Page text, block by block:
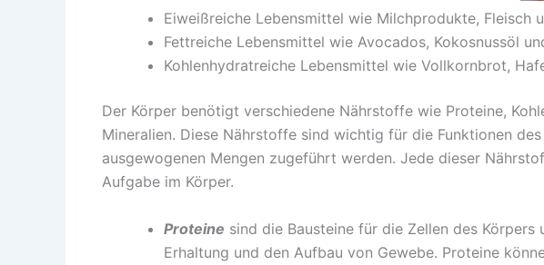
Eiweißreiche Lebensmittel wie Milchprodukte, Fleisch
Fettreiche Lebensmittel wie Avocados, Kokosnussöl
Kohlenhydratreiche Lebensmittel wie Vollkornbrot,
Der Körper benötigt verschiedene Nährstoffe wie Proteine,
Mineralien. Diese Nährstoffe sind wichtig für die Funktionen
ausgewogenen Mengen zugeführt werden. Jede dieser
Aufgabe im Körper.
Proteine sind die Bausteine ​​für die Zellen des
Erhaltung und den Aufbau von Gewebe. Proteine